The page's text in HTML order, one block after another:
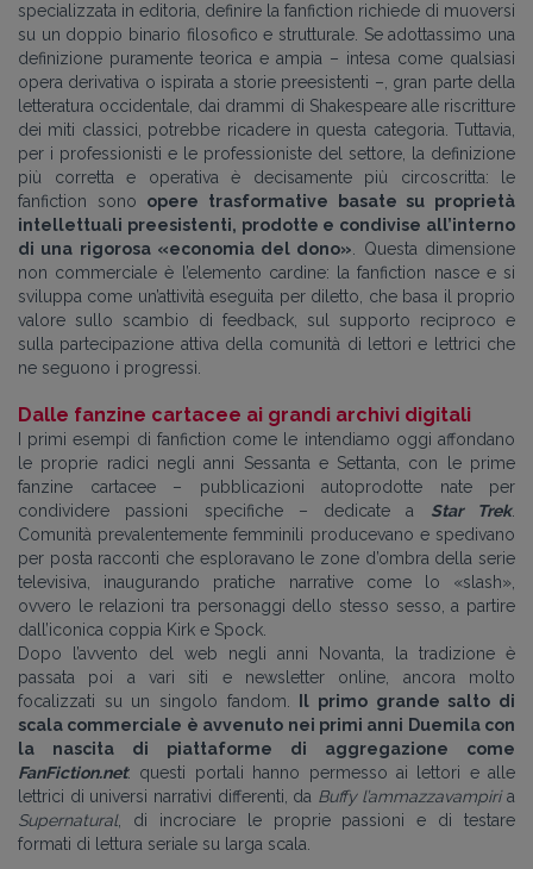
specializzata in editoria, definire la fanfiction richiede di muoversi
su un doppio binario filosofico e strutturale. Se adottassimo una
definizione puramente teorica e ampia – intesa come qualsiasi
opera derivativa o ispirata a storie preesistenti –, gran parte della
letteratura occidentale, dai drammi di Shakespeare alle riscritture
dei miti classici, potrebbe ricadere in questa categoria. Tuttavia,
per i professionisti e le professioniste del settore, la definizione
più corretta e operativa è decisamente più circoscritta: le
fanfiction sono opere trasformative basate su proprietà
intellettuali preesistenti, prodotte e condivise all’interno
di una rigorosa «economia del dono» . Questa dimensione
non commerciale è l’elemento cardine: la fanfiction nasce e si
sviluppa come un’attività eseguita per diletto, che basa il proprio
valore sullo scambio di feedback, sul supporto reciproco e
sulla partecipazione attiva della comunità di lettori e lettrici che
ne seguono i progressi.
Dalle fanzine cartacee ai grandi archivi digitali
I primi esempi di fanfiction come le intendiamo oggi affondano
le proprie radici negli anni Sessanta e Settanta, con le prime
fanzine cartacee – pubblicazioni autoprodotte nate per
condividere passioni specifiche – dedicate a Star Trek.
Comunità prevalentemente femminili producevano e spedivano
per posta racconti che esploravano le zone d’ombra della serie
televisiva, inaugurando pratiche narrative come lo «slash»,
ovvero le relazioni tra personaggi dello stesso sesso, a partire
dall’iconica coppia Kirk e Spock.
Dopo l’avvento del web negli anni Novanta, la tradizione è
passata poi a vari siti e newsletter online, ancora molto
focalizzati su un singolo fandom.
Il primo grande salto di
scala commerciale è avvenuto nei primi anni Duemila con
la nascita di piattaforme di aggregazione come
FanFiction.net: questi portali hanno permesso ai lettori e alle
lettrici di universi narrativi differenti, da Buffy l’ammazzavampiria
Supernatural, di incrociare le proprie passioni e di testare
formati di lettura seriale su larga scala.